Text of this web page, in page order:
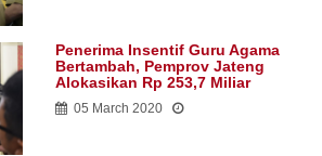
Penerima Insentif Guru Agama
Bertambah, Pemprov Jateng
Alokasikan Rp 253,7 Miliar
05 March 2020